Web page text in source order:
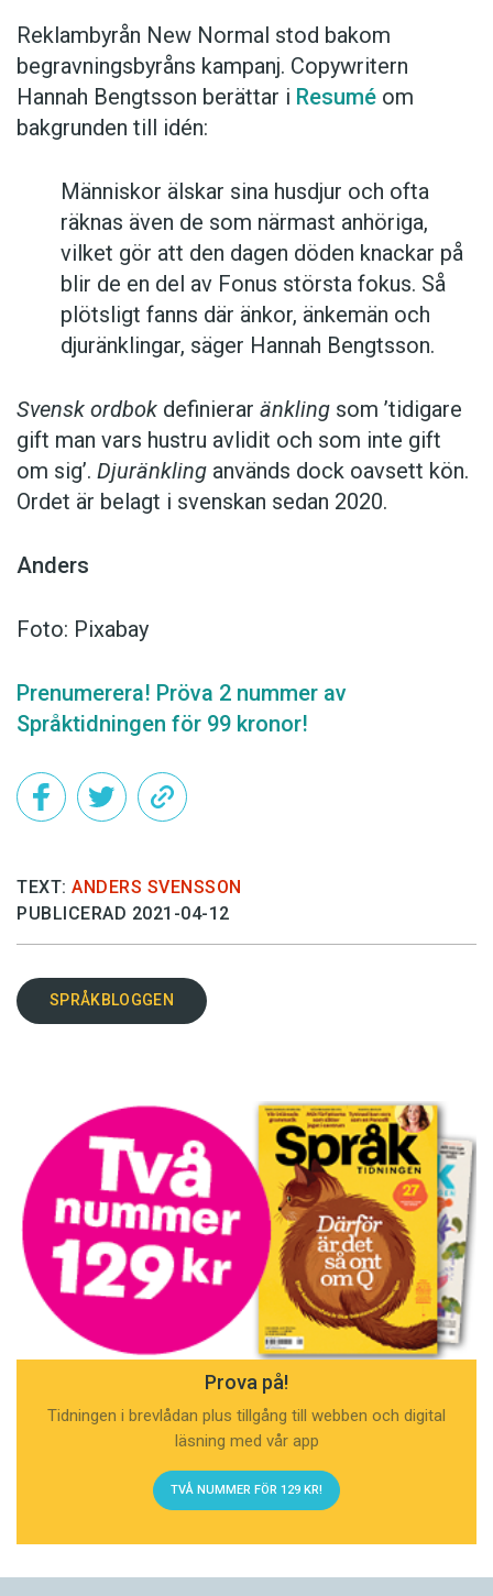
Reklambyrån New Normal stod bakom
begravningsbyråns kampanj. Copywritern
Hannah Bengtsson berättar i Resumé om
bakgrunden till idén:
Människor älskar sina husdjur och ofta
räknas även de som närmast anhöriga,
vilket gör att den dagen döden knackar på
blir de en del av Fonus största fokus. Så
plötsligt fanns där änkor, änkemän och
djuränklingar, säger Hannah Bengtsson.
Svensk ordbok definierar änkling som ’tidigare
gift man vars hustru av­lidit och som inte gift
om sig’. Djuränkling används dock oavsett kön.
Ordet är belagt i svenskan sedan 2020.
Anders
Foto: Pixabay
Prenumerera! Pröva 2 nummer av
Språktidningen för 99 kronor!
TEXT: ANDERS SVENSSON
PUBLICERAD 2021-04-12
SPRÅKBLOGGEN
Prova på!
Tidningen i brevlådan plus tillgång till webben och digital
läsning med vår app
TVÅ NUMMER FÖR 129 KR!